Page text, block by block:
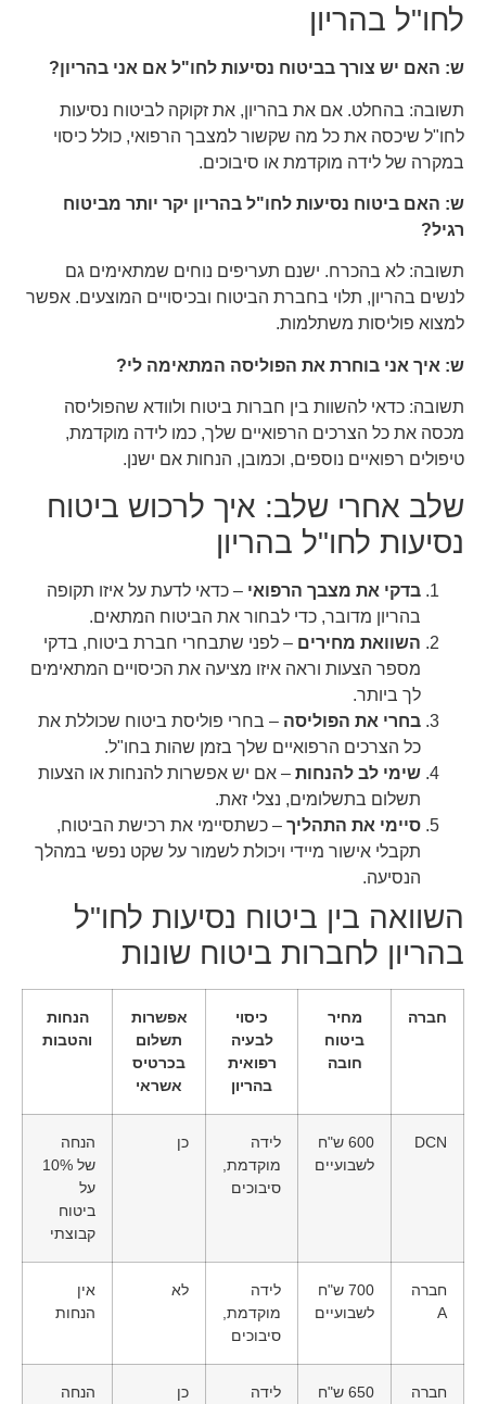
לחו"ל בהריון
ש: האם יש צורך בביטוח נסיעות לחו"ל אם אני בהריון?
תשובה: בהחלט. אם את בהריון, את זקוקה לביטוח נסיעות
לחו"ל שיכסה את כל מה שקשור למצבך הרפואי, כולל כיסוי
במקרה של לידה מוקדמת או סיבוכים.
ש: האם ביטוח נסיעות לחו"ל בהריון יקר יותר מביטוח
רגיל?
תשובה: לא בהכרח. ישנם תעריפים נוחים שמתאימים גם
לנשים בהריון, תלוי בחברת הביטוח ובכיסויים המוצעים. אפשר
למצוא פוליסות משתלמות.
ש: איך אני בוחרת את הפוליסה המתאימה לי?
תשובה: כדאי להשוות בין חברות ביטוח ולוודא שהפוליסה
מכסה את כל הצרכים הרפואיים שלך, כמו לידה מוקדמת,
טיפולים רפואיים נוספים, וכמובן, הנחות אם ישנן.
שלב אחרי שלב: איך לרכוש ביטוח
נסיעות לחו"ל בהריון
בדקי את מצבך הרפואי– כדאי לדעת על איזו תקופה
בהריון מדובר, כדי לבחור את הביטוח המתאים.
השוואת מחירים– לפני שתבחרי חברת ביטוח, בדקי
מספר הצעות וראה איזו מציעה את הכיסויים המתאימים
לך ביותר.
בחרי את הפוליסה– בחרי פוליסת ביטוח שכוללת את
כל הצרכים הרפואיים שלך בזמן שהות בחו"ל.
שימי לב להנחות– אם יש אפשרות להנחות או הצעות
תשלום בתשלומים, נצלי זאת.
סיימי את התהליך– כשתסיימי את רכישת הביטוח,
תקבלי אישור מיידי ויכולת לשמור על שקט נפשי במהלך
הנסיעה.
השוואה בין ביטוח נסיעות לחו"ל
בהריון לחברות ביטוח שונות
חברה
מחיר
ביטוח
חובה
כיסוי
לבעיה
רפואית
בהריון
אפשרות
תשלום
בכרטיס
אשראי
הנחות
והטבות
DCN
600 ש"ח
לשבועיים
לידה
מוקדמת,
סיבוכים
כן
הנחה
של 10%
על
ביטוח
קבוצתי
חברה
A
700 ש"ח
לשבועיים
לידה
מוקדמת,
סיבוכים
לא
אין
הנחות
חברה
650 ש"ח
לידה
כן
הנחה